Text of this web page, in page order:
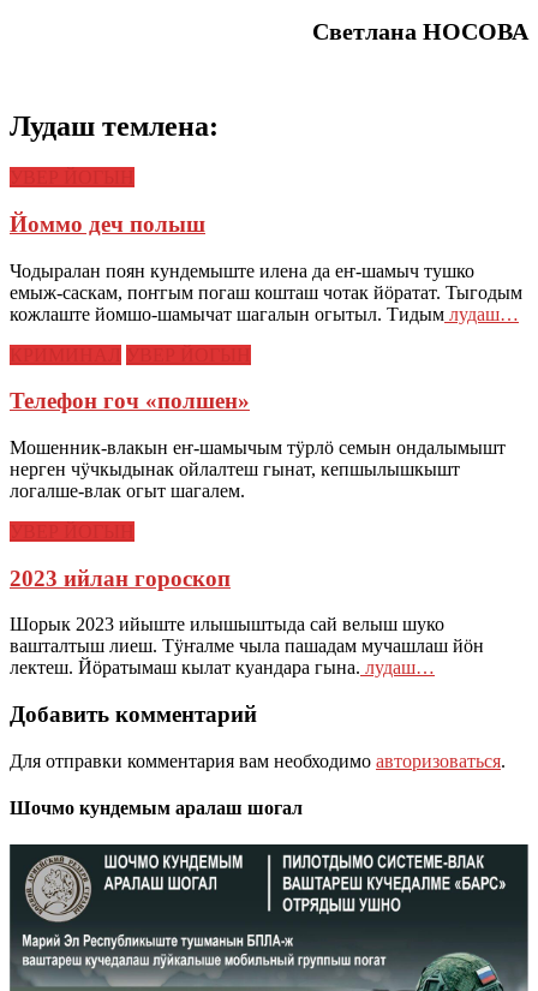
Светлана НОСОВА
Лудаш темлена:
Йоммо деч полыш
Чодыралан поян кундемыште илена да еҥ-шамыч тушко
емыж-саскам, поҥгым погаш кошташ чотак йӧратат. Тыгодым
кожлаште йомшо-шамычат шагалын огытыл. Тидым лудаш…
Телефон гоч «полшен»
Мошенник-влакын еҥ-шамычым тӱрлӧ семын ондалымышт
нерген чӱчкыдынак ойлалтеш гынат, кепшылышкышт
логалше-влак огыт шагалем.
2023 ийлан гороскоп
Шорык 2023 ийыште илышыштыда сай велыш шуко
вашталтыш лиеш. Тӱҥалме чыла пашадам мучашлаш йӧн
лектеш. Йӧратымаш кылат куандара гына. лудаш…
Добавить комментарий
Для отправки комментария вам необходимо авторизоваться.
Шочмо кундемым аралаш шогал